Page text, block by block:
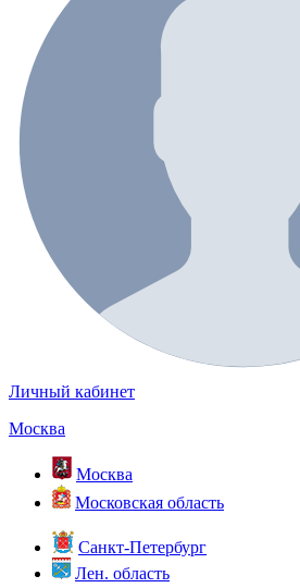
Личный кабинет
Москва
Москва
Московская область
Санкт-Петербург
Лен. область